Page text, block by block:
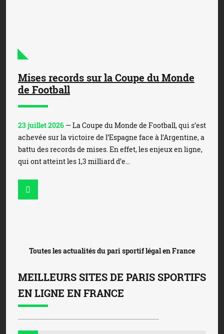
Mises records sur la Coupe du Monde
de Football
23 juillet 2026 — La Coupe du Monde de Football, qui s’est
achevée sur la victoire de l’Espagne face à l’Argentine, a
battu des records de mises. En effet, les enjeux en ligne,
qui ont atteint les 1,3 milliard d’e...
Toutes les actualités du pari sportif légal en France
MEILLEURS SITES DE PARIS SPORTIFS
EN LIGNE EN FRANCE